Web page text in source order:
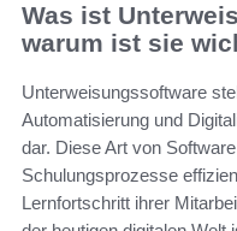
Was ist
warum ist sie
Unterweisungssoftware
Automatisierung und
dar. Diese Art von
Schulungsprozesse
Lernfortschritt ihrer